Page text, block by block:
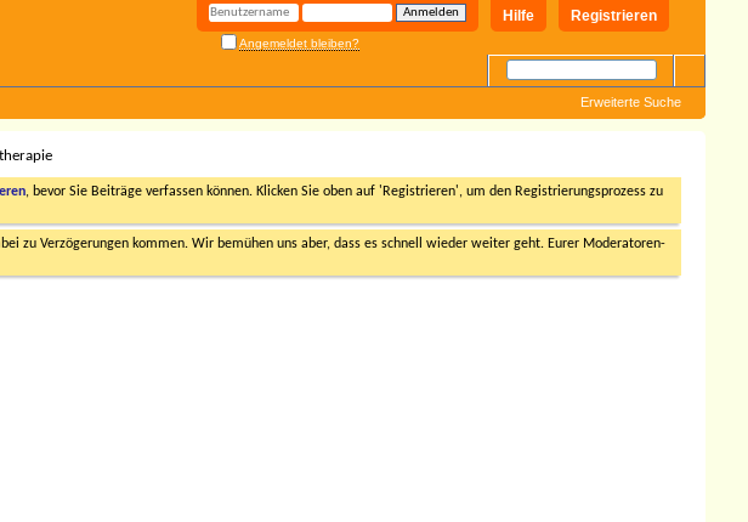
Registrieren
Hilfe
Angemeldet bleiben?
Erweiterte Suche
, bevor Sie Beiträge verfassen können. Klicken Sie oben auf 'Registrieren', um den Registrierungsprozess zu
zu Verzögerungen kommen. Wir bemühen uns aber, dass es schnell wieder weiter geht. Eurer Moderatoren-